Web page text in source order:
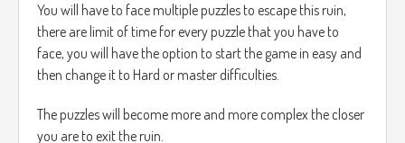
You will have to face multiple puzzles to escape this ruin,
there are limit of time for every puzzle that you have to
face, you will have the option to start the game in easy and
then change it to Hard or master difficulties.
The puzzles will become more and more complex the closer
you are to exit the ruin.